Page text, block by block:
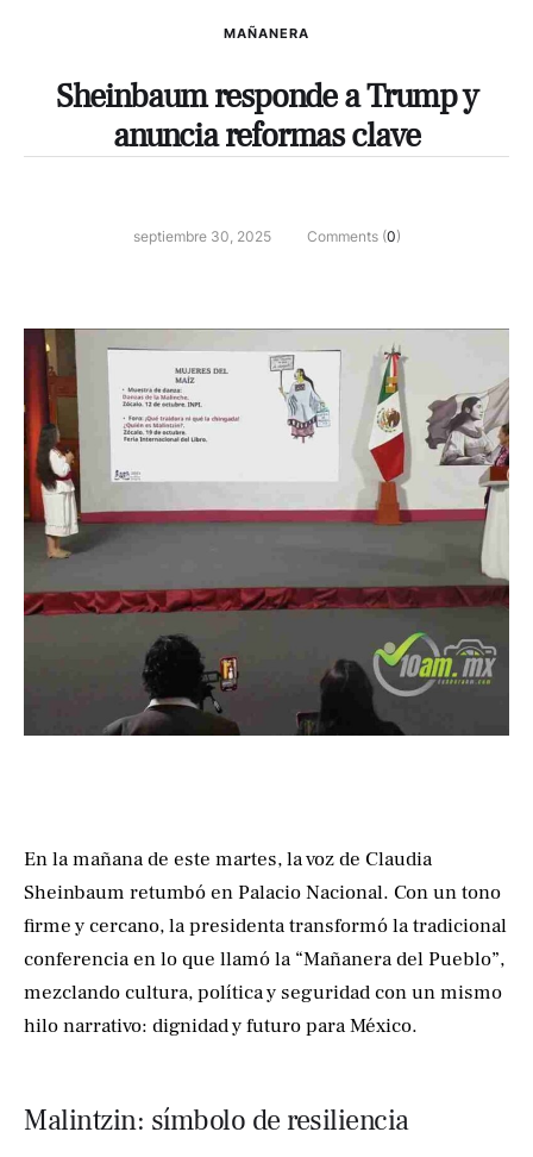
MAÑANERA
Sheinbaum responde a Trump y
anuncia reformas clave
septiembre 30, 2025 Comments (0)
En la mañana de este martes, la voz de Claudia
Sheinbaum retumbó en Palacio Nacional. Con un tono
firme y cercano, la presidenta transformó la tradicional
conferencia en lo que llamó la “Mañanera del Pueblo”,
mezclando cultura, política y seguridad con un mismo
hilo narrativo: dignidad y futuro para México.
Malintzin: símbolo de resiliencia